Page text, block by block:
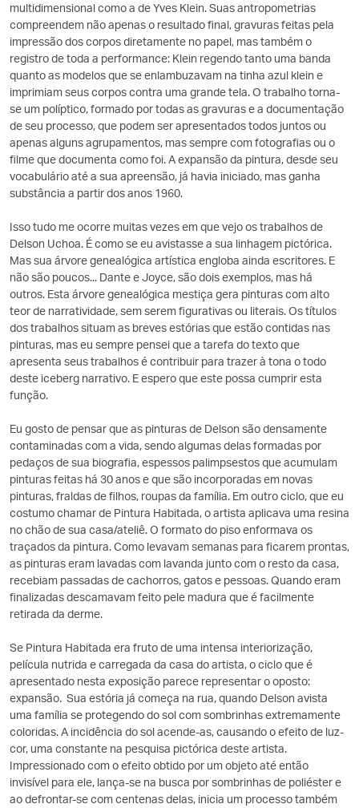
multidimensional como a de Yves Klein. Suas antropometrias
compreendem não apenas o resultado final, gravuras feitas pela
impressão dos corpos diretamente no papel, mas também o
registro de toda a performance: Klein regendo tanto uma banda
quanto as modelos que se enlambuzavam na tinha azul klein e
imprimiam seus corpos contra uma grande tela. O trabalho torna-
se um políptico, formado por todas as gravuras e a documentação
de seu processo, que podem ser apresentados todos juntos ou
apenas alguns agrupamentos, mas sempre com fotografias ou o
filme que documenta como foi. A expansão da pintura, desde seu
vocabulário até a sua apreensão, já havia iniciado, mas ganha
substância a partir dos anos 1960.
Isso tudo me ocorre muitas vezes em que vejo os trabalhos de
Delson Uchoa. É como se eu avistasse a sua linhagem pictórica.
Mas sua árvore genealógica artística engloba ainda escritores. E
não são poucos... Dante e Joyce, são dois exemplos, mas há
outros. Esta árvore genealógica mestiça gera pinturas com alto
teor de narratividade, sem serem figurativas ou literais. Os títulos
dos trabalhos situam as breves estórias que estão contidas nas
pinturas, mas eu sempre pensei que a tarefa do texto que
apresenta seus trabalhos é contribuir para trazer à tona o todo
deste iceberg narrativo. E espero que este possa cumprir esta
função.
Eu gosto de pensar que as pinturas de Delson são densamente
contaminadas com a vida, sendo algumas delas formadas por
pedaços de sua biografia, espessos palimpsestos que acumulam
pinturas feitas há 30 anos e que são incorporadas em novas
pinturas, fraldas de filhos, roupas da família. Em outro ciclo, que eu
costumo chamar de Pintura Habitada, o artista aplicava uma resina
no chão de sua casa/ateliê. O formato do piso enformava os
traçados da pintura. Como levavam semanas para ficarem prontas,
as pinturas eram lavadas com lavanda junto com o resto da casa,
recebiam passadas de cachorros, gatos e pessoas. Quando eram
finalizadas descamavam feito pele madura que é facilmente
retirada da derme.
Se Pintura Habitada era fruto de uma intensa interiorização,
película nutrida e carregada da casa do artista, o ciclo que é
apresentado nesta exposição parece representar o oposto:
expansão. Sua estória já começa na rua, quando Delson avista
uma família se protegendo do sol com sombrinhas extremamente
coloridas. A incidência do sol acende-as, causando o efeito de luz-
cor, uma constante na pesquisa pictórica deste artista.
Impressionado com o efeito obtido por um objeto até então
invisível para ele, lança-se na busca por sombrinhas de poliéster e
ao defrontar-se com centenas delas, inicia um processo também